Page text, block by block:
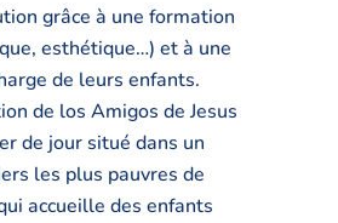
grâce à une formation
esthétique…) et à une
de leurs enfants.
de los Amigos de Jesus
de jour situé dans un
les plus pauvres de
accueille des enfants